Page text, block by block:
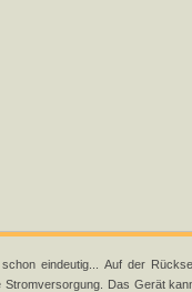
eindeutig... Auf der
Das Gerät